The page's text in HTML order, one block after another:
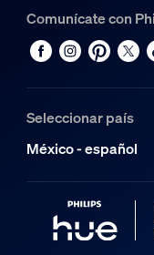
Comunícate con
Seleccionar país
México - español